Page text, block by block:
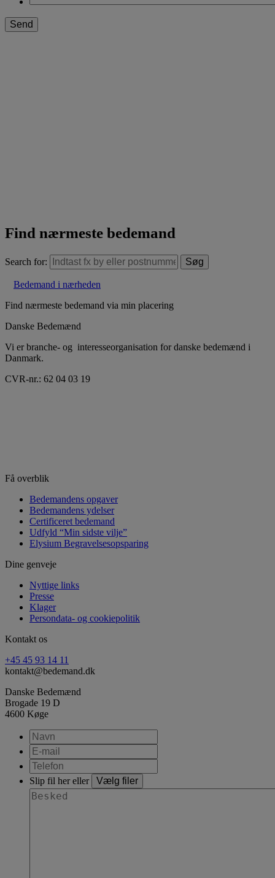
Find nærmeste bedemand
Search for:
Bedemand i nærheden
Find nærmeste bedemand via min placering
Danske Bedemænd
Vi er branche- og interesseorganisation for danske bedemænd i
Danmark.
CVR-nr.: 62 04 03 19
Få overblik
Bedemandens opgaver
Bedemandens ydelser
Certificeret bedemand
Udfyld “Min sidste vilje”
Elysium Begravelsesopsparing
Dine genveje
Nyttige links
Presse
Klager
Persondata- og cookiepolitik
Kontakt os
+45 45 93 14 11
kontakt@bedemand.dk
Danske Bedemænd
Brogade 19 D
4600 Køge
Slip fil her eller